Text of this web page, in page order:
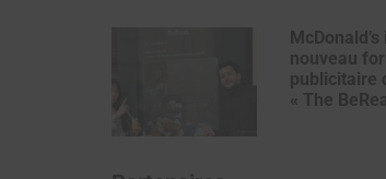
nouveau
publicitaire
« The